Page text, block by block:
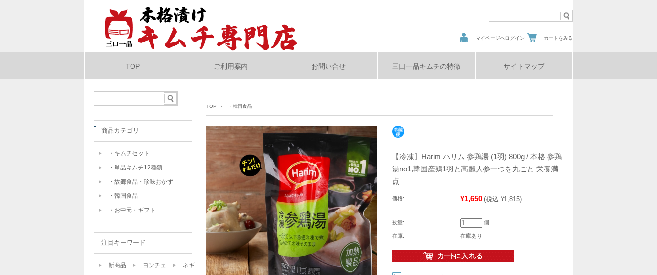
マイページへログイン カートをみる
TOP ご利用案内 お問い合せ 三口一品キムチの特徴 サイトマップ
TOP ・韓国食品
【冷凍】Harim ハリム 参鶏湯 (1羽) 800g / 本格 参鶏
湯no1,韓国産鶏1羽と高麗人参一つを丸ごと 栄養満
点
価格: ¥1,650 (税込 ¥1,815)
数量: 個
在庫: 在庫あり
商品カテゴリ
・キムチセット
・単品キムチ12種類
・故郷食品・珍味おかず
・韓国食品
・お中元・ギフト
注目キーワード
新商品 ヨンチェ
ネギ